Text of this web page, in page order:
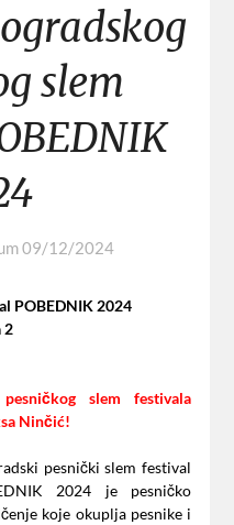
slem
09/12/2024
POBEDNIK 2024
2
slem festivala
Ninčić!
pesnički slem festival
2024 je pesničko
koje okuplja pesnike i